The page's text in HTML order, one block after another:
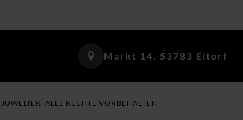
Markt 14, 53783 Eitorf
ALLE RECHTE VORBEHALTEN